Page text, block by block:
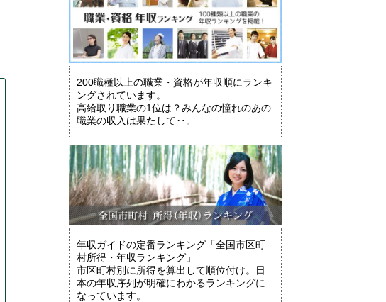
200職種以上の職業・資格が年収順にランキ
ングされています。
高給取り職業の1位は？みんなの憧れのあの
職業の収入は果たして‥。
年収ガイドの定番ランキング「全国市区町
村所得・年収ランキング」
市区町村別に所得を算出して順位付け。日
本の年収序列が明確にわかるランキングに
なっています。